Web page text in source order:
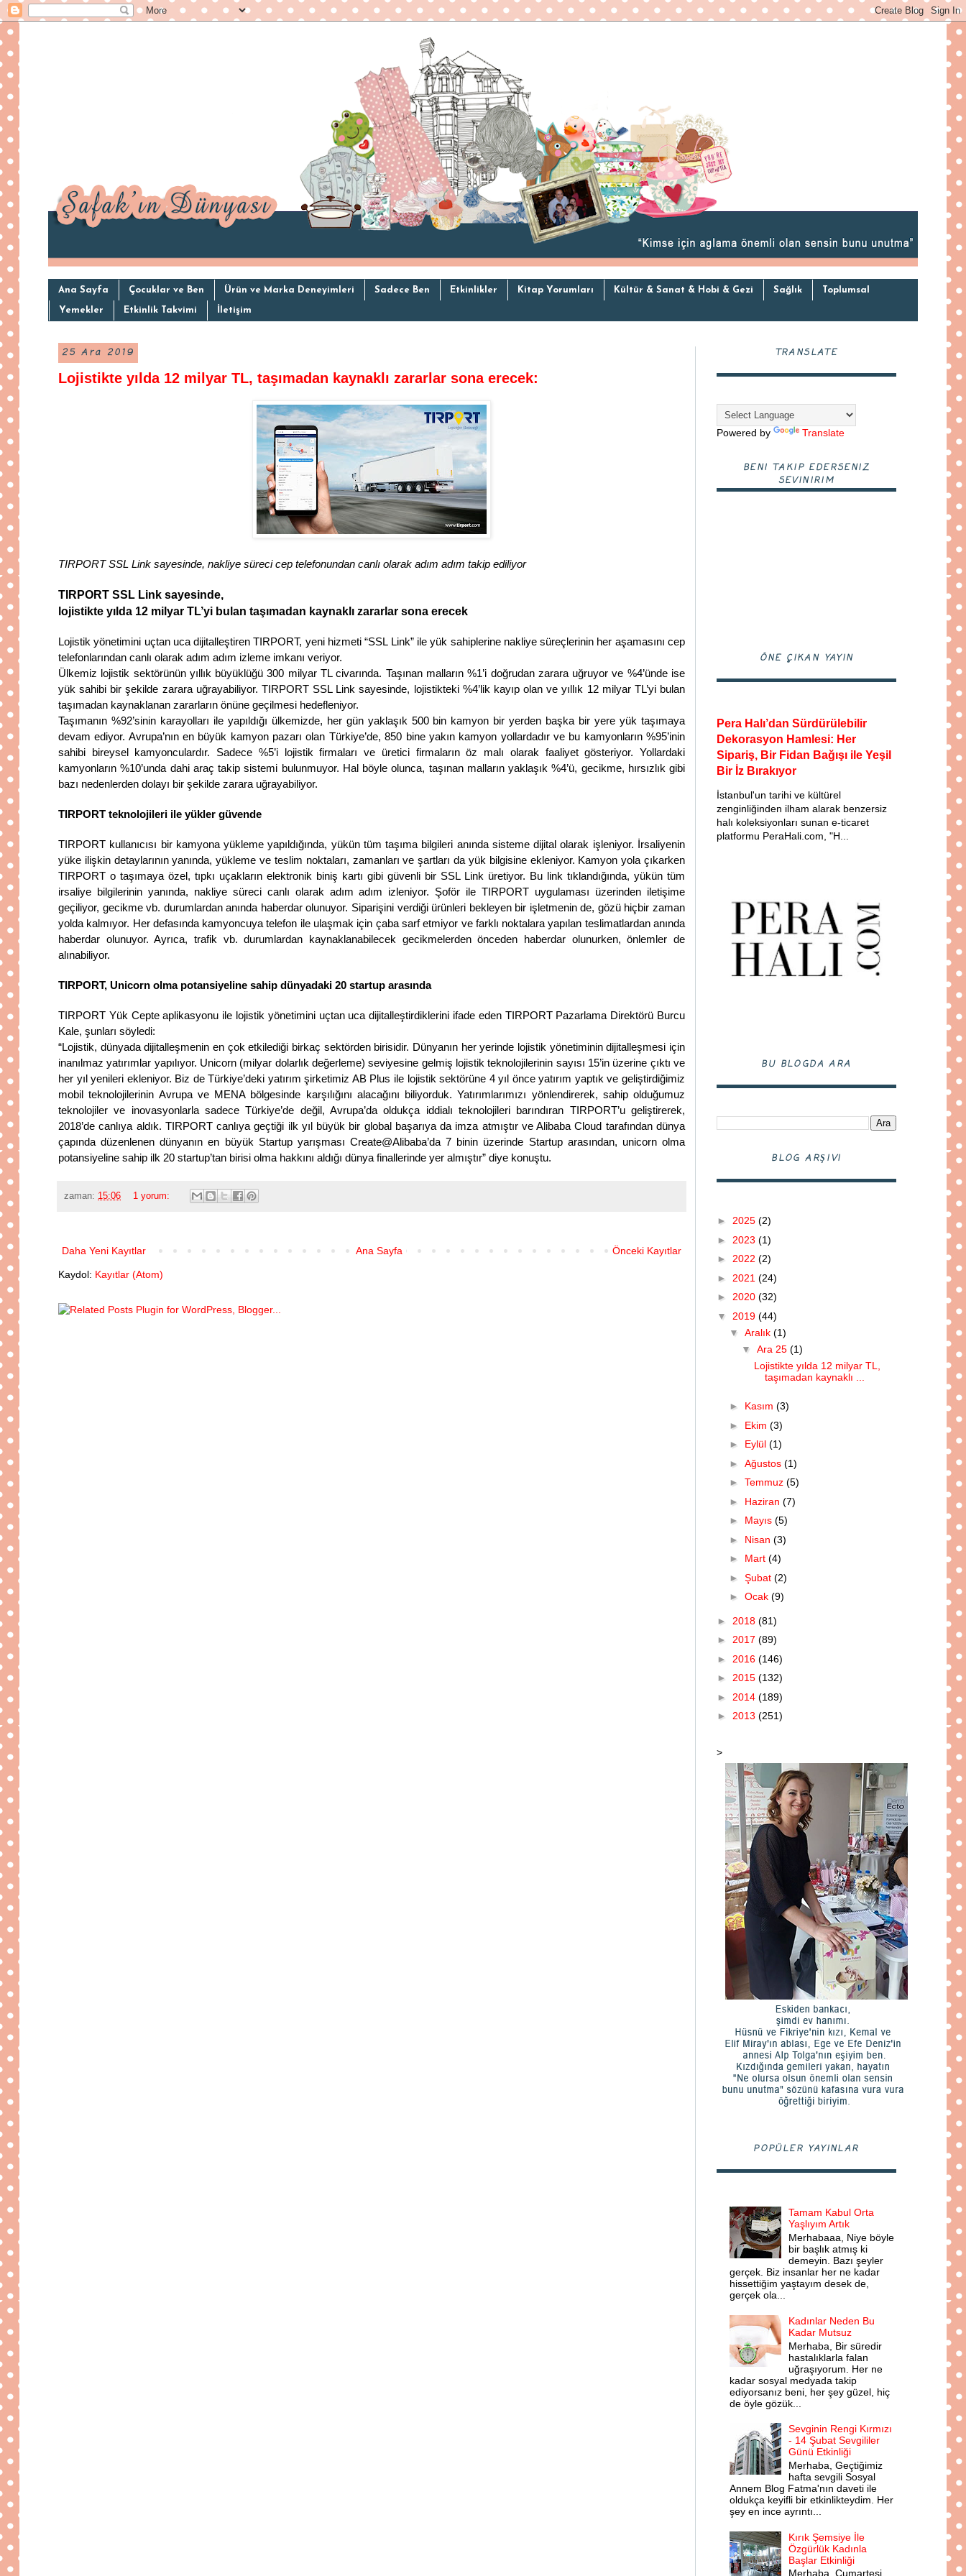
Ana Sayfa Çocuklar ve Ben Ürün ve Marka Deneyimleri Sadece Ben Etkinlikler Kitap Yorumları Kültür & Sanat & Hobi & Gezi Sağlık Toplumsal
Yemekler Etkinlik Takvimi İletişim
25 Ara 2019
Lojistikte yılda 12 milyar TL, taşımadan kaynaklı zararlar sona erecek:
TIRPORT SSL Link sayesinde, nakliye süreci cep telefonundan canlı olarak adım adım takip ediliyor
TIRPORT SSL Link sayesinde,
lojistikte yılda 12 milyar TL’yi bulan taşımadan kaynaklı zararlar sona erecek
Lojistik yönetimini uçtan uca dijitalleştiren TIRPORT, yeni hizmeti “SSL Link” ile yük sahiplerine nakliye süreçlerinin her aşamasını cep
telefonlarından canlı olarak adım adım izleme imkanı veriyor.
Ülkemiz lojistik sektörünün yıllık büyüklüğü 300 milyar TL civarında. Taşınan malların %1’i doğrudan zarara uğruyor ve %4’ünde ise
yük sahibi bir şekilde zarara uğrayabiliyor. TIRPORT SSL Link sayesinde, lojistikteki %4’lik kayıp olan ve yıllık 12 milyar TL’yi bulan
taşımadan kaynaklanan zararların önüne geçilmesi hedefleniyor.
Taşımanın %92’sinin karayolları ile yapıldığı ülkemizde, her gün yaklaşık 500 bin kamyon bir yerden başka bir yere yük taşımaya
devam ediyor. Avrupa’nın en büyük kamyon pazarı olan Türkiye’de, 850 bine yakın kamyon yollardadır ve bu kamyonların %95’inin
sahibi bireysel kamyonculardır. Sadece %5’i lojistik firmaları ve üretici firmaların öz malı olarak faaliyet gösteriyor. Yollardaki
kamyonların %10’unda dahi araç takip sistemi bulunmuyor. Hal böyle olunca, taşınan malların yaklaşık %4’ü, gecikme, hırsızlık gibi
bazı nedenlerden dolayı bir şekilde zarara uğrayabiliyor.
TIRPORT teknolojileri ile yükler güvende
TIRPORT kullanıcısı bir kamyona yükleme yapıldığında, yükün tüm taşıma bilgileri anında sisteme dijital olarak işleniyor. İrsaliyenin
yüke ilişkin detaylarının yanında, yükleme ve teslim noktaları, zamanları ve şartları da yük bilgisine ekleniyor. Kamyon yola çıkarken
TIRPORT o taşımaya özel, tıpkı uçakların elektronik biniş kartı gibi güvenli bir SSL Link üretiyor. Bu link tıklandığında, yükün tüm
irsaliye bilgilerinin yanında, nakliye süreci canlı olarak adım adım izleniyor. Şoför ile TIRPORT uygulaması üzerinden iletişime
geçiliyor, gecikme vb. durumlardan anında haberdar olunuyor. Siparişini verdiği ürünleri bekleyen bir işletmenin de, gözü hiçbir zaman
yolda kalmıyor. Her defasında kamyoncuya telefon ile ulaşmak için çaba sarf etmiyor ve farklı noktalara yapılan teslimatlardan anında
haberdar olunuyor. Ayrıca, trafik vb. durumlardan kaynaklanabilecek gecikmelerden önceden haberdar olunurken, önlemler de
alınabiliyor.
TIRPORT, Unicorn olma potansiyeline sahip dünyadaki 20 startup arasında
TIRPORT Yük Cepte aplikasyonu ile lojistik yönetimini uçtan uca dijitalleştirdiklerini ifade eden TIRPORT Pazarlama Direktörü Burcu
Kale, şunları söyledi:
“Lojistik, dünyada dijitalleşmenin en çok etkilediği birkaç sektörden birisidir. Dünyanın her yerinde lojistik yönetiminin dijitalleşmesi için
inanılmaz yatırımlar yapılıyor. Unicorn (milyar dolarlık değerleme) seviyesine gelmiş lojistik teknolojilerinin sayısı 15’in üzerine çıktı ve
her yıl yenileri ekleniyor. Biz de Türkiye’deki yatırım şirketimiz AB Plus ile lojistik sektörüne 4 yıl önce yatırım yaptık ve geliştirdiğimiz
mobil teknolojilerinin Avrupa ve MENA bölgesinde karşılığını alacağını biliyorduk. Yatırımlarımızı yönlendirerek, sahip olduğumuz
teknolojiler ve inovasyonlarla sadece Türkiye’de değil, Avrupa’da oldukça iddialı teknolojileri barındıran TIRPORT’u geliştirerek,
2018’de canlıya aldık. TIRPORT canlıya geçtiği ilk yıl büyük bir global başarıya da imza atmıştır ve Alibaba Cloud tarafından dünya
çapında düzenlenen dünyanın en büyük Startup yarışması Create@Alibaba’da 7 binin üzerinde Startup arasından, unicorn olma
potansiyeline sahip ilk 20 startup’tan birisi olma hakkını aldığı dünya finallerinde yer almıştır” diye konuştu.
zaman: 15:06 1 yorum:
Daha Yeni Kayıtlar Önceki Kayıtlar
Ana Sayfa
Kaydol: Kayıtlar (Atom)
TRANSLATE
Powered by Translate
BENI TAKIP EDERSENIZ
SEVINIRIM
ÖNE ÇIKAN YAYIN
Pera Halı’dan Sürdürülebilir
Dekorasyon Hamlesi: Her
Sipariş, Bir Fidan Bağışı ile Yeşil
Bir İz Bırakıyor
İstanbul'un tarihi ve kültürel
zenginliğinden ilham alarak benzersiz
halı koleksiyonları sunan e-ticaret
platformu PeraHali.com, "H...
BU BLOGDA ARA
BLOG ARŞIVI
► 2025 (2)
► 2023 (1)
► 2022 (2)
► 2021 (24)
► 2020 (32)
▼ 2019 (44)
▼ Aralık (1)
▼ Ara 25 (1)
Lojistikte yılda 12 milyar TL,
taşımadan kaynaklı ...
► Kasım (3)
► Ekim (3)
► Eylül (1)
► Ağustos (1)
► Temmuz (5)
► Haziran (7)
► Mayıs (5)
► Nisan (3)
► Mart (4)
► Şubat (2)
► Ocak (9)
► 2018 (81)
► 2017 (89)
► 2016 (146)
► 2015 (132)
► 2014 (189)
► 2013 (251)
>
POPÜLER YAYINLAR
Tamam Kabul Orta
Yaşlıyım Artık
Merhabaaa, Niye böyle
bir başlık atmış ki
demeyin. Bazı şeyler
gerçek. Biz insanlar her ne kadar
hissettiğim yaştayım desek de,
gerçek ola...
Kadınlar Neden Bu
Kadar Mutsuz
Merhaba, Bir süredir
hastalıklarla falan
uğraşıyorum. Her ne
kadar sosyal medyada takip
ediyorsanız beni, her şey güzel, hiç
de öyle gözük...
Sevginin Rengi Kırmızı
- 14 Şubat Sevgililer
Günü Etkinliği
Merhaba, Geçtiğimiz
hafta sevgili Sosyal
Annem Blog Fatma'nın daveti ile
oldukça keyifli bir etkinlikteydim. Her
şey en ince ayrıntı...
Kırık Şemsiye İle
Özgürlük Kadınla
Başlar Etkinliği
Merhaba, Cumartesi